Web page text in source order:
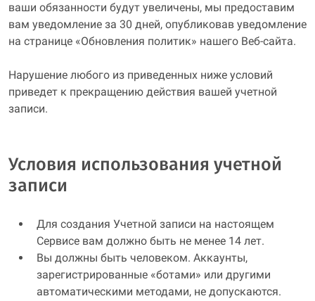
ваши обязанности будут увеличены, мы предоставим
вам уведомление за 30 дней, опубликовав уведомление
на странице «Обновления политик» нашего Веб-сайта.
Нарушение любого из приведенных ниже условий
приведет к прекращению действия вашей учетной
записи.
Условия использования учетной
записи
Для создания Учетной записи на настоящем
Сервисе вам должно быть не менее 14 лет.
Вы должны быть человеком. Аккаунты,
зарегистрированные «ботами» или другими
автоматическими методами, не допускаются.